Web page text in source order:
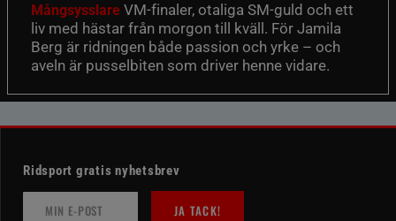
Mångsysslare VM-finaler, otaliga SM-guld och ett
liv med hästar från morgon till kväll. För Jamila
Berg är ridningen både passion och yrke – och
aveln är pusselbiten som driver henne vidare.
Ridsport gratis nyhetsbrev
JA TACK!